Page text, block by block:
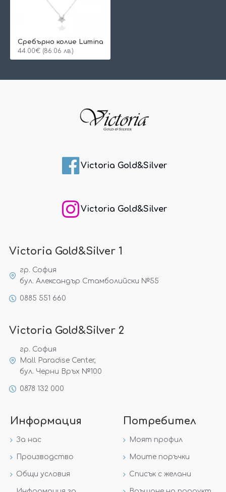
Сребърно колие Lumina
44.00€ (86.06 лв.)
Victoria Gold&Silver
Victoria Gold&Silver
Victoria Gold&Silver 1
гр. София
бул. Александър Стамболийски №55
0885 551 660
Victoria Gold&Silver 2
гр. София
Mall Paradise Center,
бул. Черни Връх №100
0878 132 000
Информация
За нас
Производство
Общи условия
Потребител
Моят профил
Моите поръчки
Списък с желани